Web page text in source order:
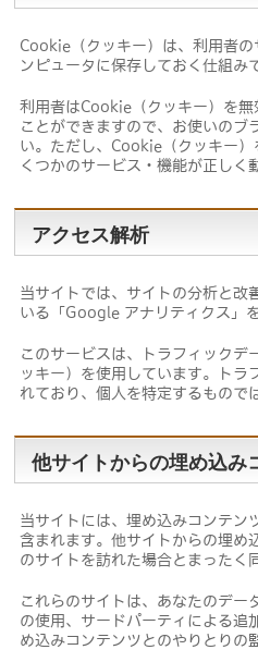
Cookie（クッキー）は、利用者
ンピュータに保存しておく仕組み
利用者はCookie（クッキー）を
ことができますので、お使いのブ
い。ただし、Cookie（クッキー
くつかのサービス・機能が正しく
アクセス解析
当サイトでは、サイトの分析と改
いる「Google アナリティクス」
このサービスは、トラフィックデ
ッキー）を使用しています。トラ
れており、個人を特定するもので
他サイトからの埋め込み
当サイトには、埋め込みコンテン
含まれます。他サイトからの埋め
のサイトを訪れた場合とまったく
これらのサイトは、あなたのデー
の使用、サードパーティによる追
め込みコンテンツとのやりとりの